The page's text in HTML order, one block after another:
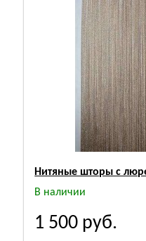
Нитяные шторы с
В наличии
1 500 руб.